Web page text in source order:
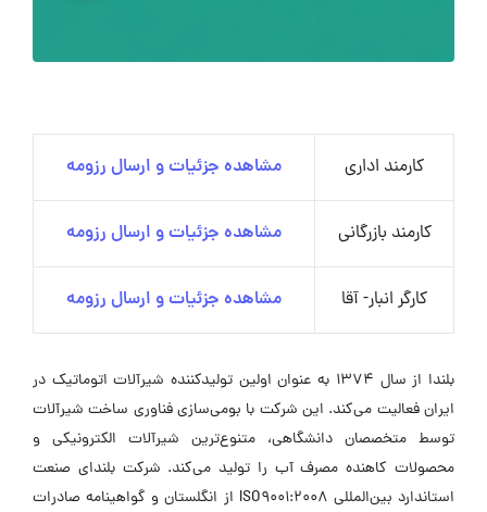
کارمند اداری مشاهده جزئیات و ارسال رزومه
کارمند بازرگانی مشاهده جزئیات و ارسال رزومه
کارگر انبار- آقا مشاهده جزئیات و ارسال رزومه
بلندا از سال 1374 به عنوان اولین تولیدکننده شیرآلات اتوماتیک در
ایران فعالیت می‌کند. این شرکت با بومی‌سازی فناوری ساخت شیرآلات
توسط متخصصان دانشگاهی، متنوع‌ترین شیرآلات الکترونیکی و
محصولات کاهنده مصرف آب را تولید می‌کند. شرکت بلندای صنعت
استاندارد بین‌المللی ISO9001:2008 از انگلستان و گواهینامه صادرات